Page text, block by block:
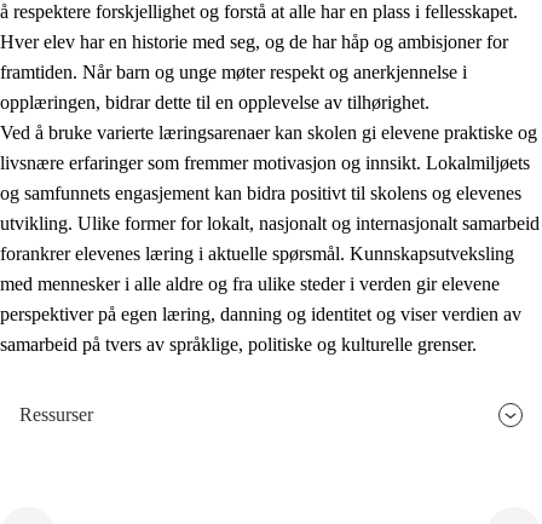
å respektere forskjellighet og forstå at alle har en plass i fellesskapet.
Hver elev har en historie med seg, og de har håp og ambisjoner for
framtiden. Når barn og unge møter respekt og anerkjennelse i
opplæringen, bidrar dette til en opplevelse av tilhørighet.
Ved å bruke varierte læringsarenaer kan skolen gi elevene praktiske og
livsnære erfaringer som fremmer motivasjon og innsikt. Lokalmiljøets
og samfunnets engasjement kan bidra positivt til skolens og elevenes
utvikling. Ulike former for lokalt, nasjonalt og internasjonalt samarbeid
forankrer elevenes læring i aktuelle spørsmål. Kunnskapsutveksling
med mennesker i alle aldre og fra ulike steder i verden gir elevene
perspektiver på egen læring, danning og identitet og viser verdien av
samarbeid på tvers av språklige, politiske og kulturelle grenser.
Ressurser